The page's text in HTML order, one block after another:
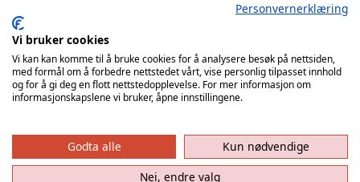
Spillerstall
Administrasjon
Styret
Personvernerklæring
Vi bruker cookies
Vi kan kan komme til å bruke cookies for å analysere besøk på nettsiden,
med formål om å forbedre nettstedet vårt, vise personlig tilpasset innhold
og for å gi deg en flott nettstedopplevelse. For mer informasjon om
informasjonskapslene vi bruker, åpne innstillingene.
Godta alle
Kun nødvendige
Nei, endre valg